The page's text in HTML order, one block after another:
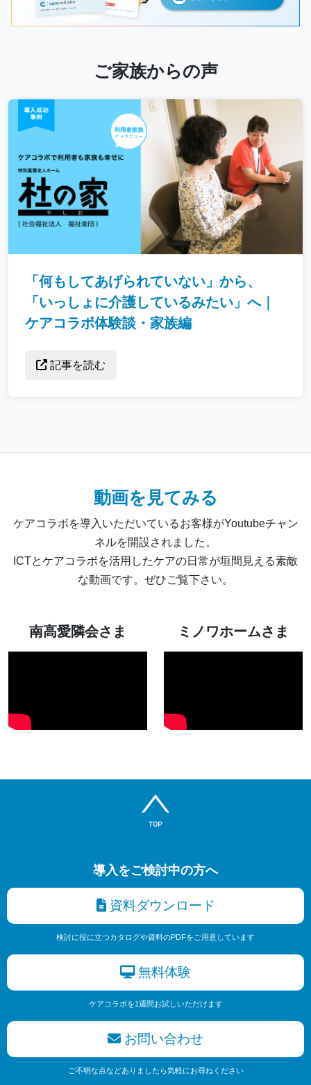
ご家族からの声
「何もしてあげられていない」から、
「いっしょに介護しているみたい」へ｜
ケアコラボ体験談・家族編
記事を読む
動画を見てみる
ケアコラボを導入いただいているお客様がYoutubeチャン
ネルを開設されました。
ICTとケアコラボを活用したケアの日常が垣間見える素敵
な動画です。ぜひご覧下さい。
南高愛隣会さま ミノワホームさま
導入をご検討中の方へ
資料ダウンロード
検討に役に立つカタログや資料のPDFをご用意しています
無料体験
ケアコラボを1週間お試しいただけます
お問い合わせ
ご不明な点などありましたら気軽にお尋ねください